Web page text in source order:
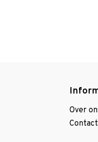
Over
Contact